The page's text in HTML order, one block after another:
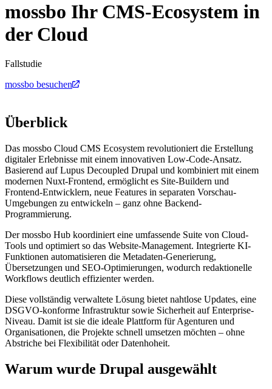
mossbo Ihr CMS-Ecosystem in
der Cloud
Fallstudie
mossbo besuchen
Überblick
Das mossbo Cloud CMS Ecosystem revolutioniert die Erstellung
digitaler Erlebnisse mit einem innovativen Low-Code-Ansatz.
Basierend auf Lupus Decoupled Drupal und kombiniert mit einem
modernen Nuxt-Frontend, ermöglicht es Site-Buildern und
Frontend-Entwicklern, neue Features in separaten Vorschau-
Umgebungen zu entwickeln – ganz ohne Backend-
Programmierung.
Der mossbo Hub koordiniert eine umfassende Suite von Cloud-
Tools und optimiert so das Website-Management. Integrierte KI-
Funktionen automatisieren die Metadaten-Generierung,
Übersetzungen und SEO-Optimierungen, wodurch redaktionelle
Workflows deutlich effizienter werden.
Diese vollständig verwaltete Lösung bietet nahtlose Updates, eine
DSGVO-konforme Infrastruktur sowie Sicherheit auf Enterprise-
Niveau. Damit ist sie die ideale Plattform für Agenturen und
Organisationen, die Projekte schnell umsetzen möchten – ohne
Abstriche bei Flexibilität oder Datenhoheit.
Warum wurde Drupal ausgewählt